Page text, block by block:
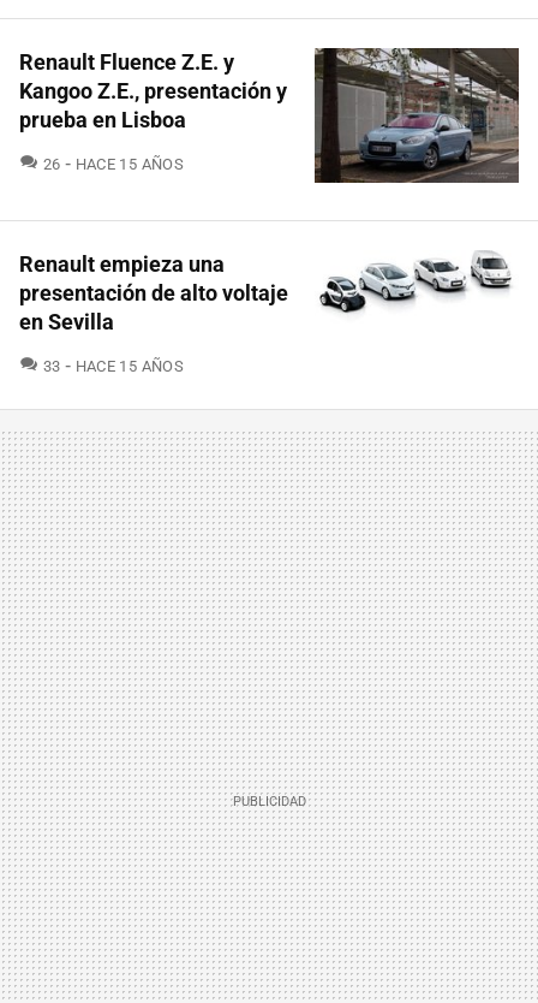
Renault Fluence Z.E. y
Kangoo Z.E., presentación y
prueba en Lisboa
26 COMENTARIOS
HACE 15 AÑOS
Renault empieza una
presentación de alto voltaje
en Sevilla
33 COMENTARIOS
HACE 15 AÑOS